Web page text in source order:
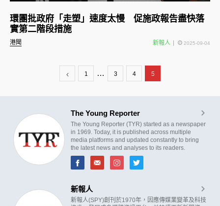
港聞
環團批政府「走塑」速度太慢 促施政報告盡快落
實第二階段措施
新報人 2025-09-04
1 … 3 4 5
The Young Reporter
The Young Reporter (TYR) started as a newspaper
in 1969. Today, it is published across multiple
media platforms and updated constantly to bring
the latest news and analyses to its readers.
新報人
新報人(SPY)創刊於1970年，因應傳媒業變革及科技